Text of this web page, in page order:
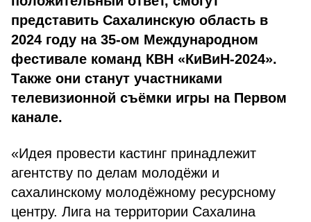
представить Сахалинскую область в
2024 году на 35-ом Международном
фестивале команд КВН «КиВиН-2024».
Также они станут участниками
телевизионной съёмки игры на Первом
канале.
«Идея провести кастинг принадлежит
агентству по делам молодёжи и
сахалинскому молодёжному ресурсному
центру. Лига на территории Сахалина